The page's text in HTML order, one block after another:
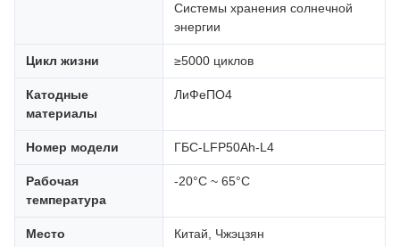
Системы хранения солнечной
энергии
Цикл жизни ≥5000 циклов
Катодные
материалы
ЛиФеПО4
Номер модели ГБС-LFP50Ah-L4
Рабочая
температура
-20°С ~ 65°С
Место
Китай, Чжэцзян